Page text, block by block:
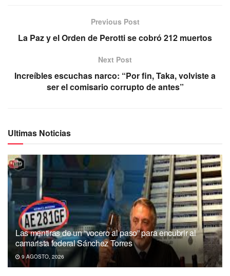
Previous Post
La Paz y el Orden de Perotti se cobró 212 muertos
Next Post
Increíbles escuchas narco: “Por fin, Taka, volviste a
ser el comisario corrupto de antes”
Ultimas Noticias
Las mentiras de un “vocero al paso” para encubrir al
camarista federal Sánchez Torres
9 AGOSTO, 2026